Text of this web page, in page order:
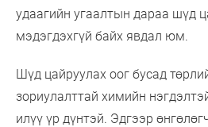
удаагийн угаалтын дараа шүд
мэдэгдэхгүй байх явдал юм.
Шүд цайруулах оог бусад
зориулалттай химийн
илүү үр дүнтэй. Эдгээр